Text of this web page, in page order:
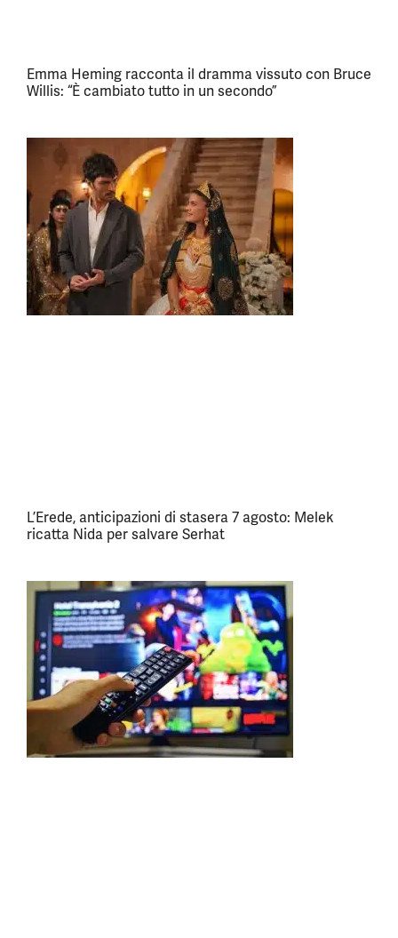
Emma Heming racconta il dramma vissuto con Bruce
Willis: “È cambiato tutto in un secondo”
L’Erede, anticipazioni di stasera 7 agosto: Melek
ricatta Nida per salvare Serhat